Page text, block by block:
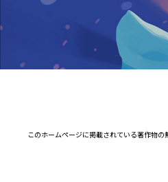
このホームページに掲載されている著作物の